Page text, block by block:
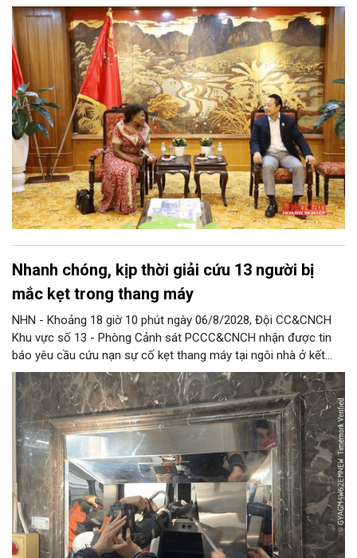
Vietnam Chapter), cho thấy sức hút ngày càng lớn của sự kiện
đối với cộng đồng doanh nghiệp hai nước, đồng thời mở ra kỳ
vọng về những kết nối đầu tư và thương mại thực chất giữa Việt
Nam và Uganda.
Nhanh chóng, kịp thời giải cứu 13 người bị
mắc kẹt trong thang máy
NHN - Khoảng 18 giờ 10 phút ngày 06/8/2028, Đội CC&CNCH
Khu vực số 13 - Phòng Cảnh sát PCCC&CNCH nhận được tin
báo yêu cầu cứu nạn sự cố kẹt thang máy tại ngôi nhà ở kết
hợp kinh doanh tại địa chỉ số 1C Định Công Thượng, phường
Định Công khiến 13 người (trong đó có 8 cháu nhỏ) bị mắc kẹt.